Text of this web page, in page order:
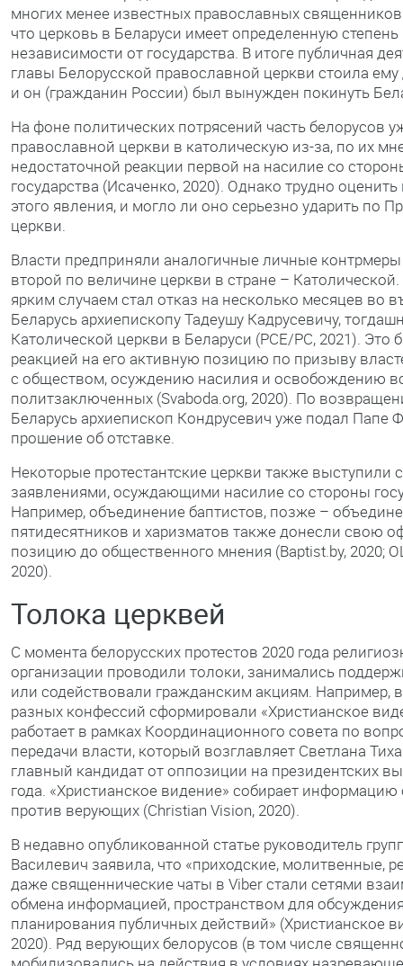
многих менее известных православных
что церковь в Беларуси имеет определенную степень
независимости от государства. В итоге публичная
главы Белорусской православной церкви стоила
и он (гражданин России) был вынужден покинуть
На фоне политических потрясений часть белорусов
православной церкви в католическую из-за, по их
недостаточной реакции первой на насилие со
государства (Исаченко, 2020). Однако трудно
этого явления, и могло ли оно серьезно ударить по
церкви.
Власти предприняли аналогичные личные
второй по величине церкви в стране –
ярким случаем стал отказ на несколько месяцев во
Беларусь архиепископу Тадеушу Кадрусевичу,
Католической церкви в Беларуси (РСЕ/РС, 2021). Это
реакцией на его активную позицию по призыву
с обществом, осуждению насилия и освобождению
политзаключенных (Svaboda.org, 2020). По
Беларусь архиепископ Кондрусевич уже подал Папе
прошение об отставке.
Некоторые протестантские церкви также выступили с
заявлениями, осуждающими насилие со стороны
Например, объединение баптистов, позже –
пятидесятников и харизматов также донесли свою
позицию до общественного мнения (Baptist.by, 2020;
2020).
Толока церквей
С момента белорусских протестов 2020 года
организации проводили толоки, занимались
или содействовали гражданским акциям. Например,
разных конфессий сформировали «Христианское
работает в рамках Координационного совета по
передачи власти, который возглавляет Светлана
главный кандидат от оппозиции на президентских
года. «Христианское видение» собирает информацию
против верующих (Christian Vision, 2020).
В недавно опубликованной статье руководитель
Василевич заявила, что «приходские, молитвенные,
даже священнические чаты в Viber стали сетями
обмена информацией, пространством для
планирования публичных действий» (Христианское
2020). Ряд верующих белорусов (в том числе